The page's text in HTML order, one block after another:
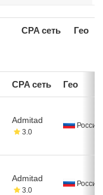
CPA сеть Гео
CPA сеть Гео
Admitad
3.0
Россия
Admitad
3.0
Россия